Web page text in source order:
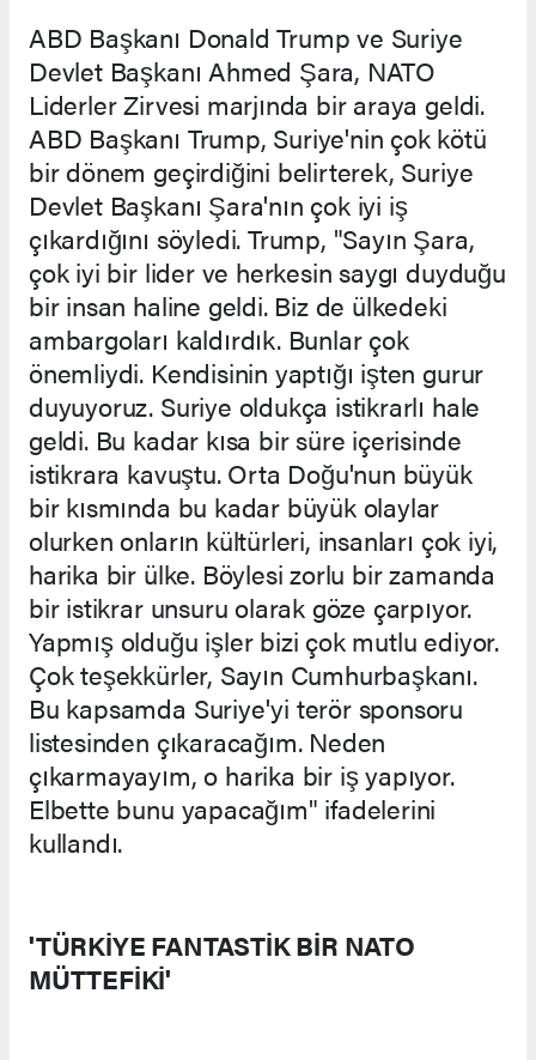
ABD Başkanı Donald Trump ve Suriye
Devlet Başkanı Ahmed Şara, NATO
Liderler Zirvesi marjında bir araya geldi.
ABD Başkanı Trump, Suriye'nin çok kötü
bir dönem geçirdiğini belirterek, Suriye
Devlet Başkanı Şara'nın çok iyi iş
çıkardığını söyledi. Trump, "Sayın Şara,
çok iyi bir lider ve herkesin saygı duyduğu
bir insan haline geldi. Biz de ülkedeki
ambargoları kaldırdık. Bunlar çok
önemliydi. Kendisinin yaptığı işten gurur
duyuyoruz. Suriye oldukça istikrarlı hale
geldi. Bu kadar kısa bir süre içerisinde
istikrara kavuştu. Orta Doğu'nun büyük
bir kısmında bu kadar büyük olaylar
olurken onların kültürleri, insanları çok iyi,
harika bir ülke. Böylesi zorlu bir zamanda
bir istikrar unsuru olarak göze çarpıyor.
Yapmış olduğu işler bizi çok mutlu ediyor.
Çok teşekkürler, Sayın Cumhurbaşkanı.
Bu kapsamda Suriye'yi terör sponsoru
listesinden çıkaracağım. Neden
çıkarmayayım, o harika bir iş yapıyor.
Elbette bunu yapacağım" ifadelerini
kullandı.
'TÜRKİYE FANTASTİK BİR NATO
MÜTTEFİKİ'